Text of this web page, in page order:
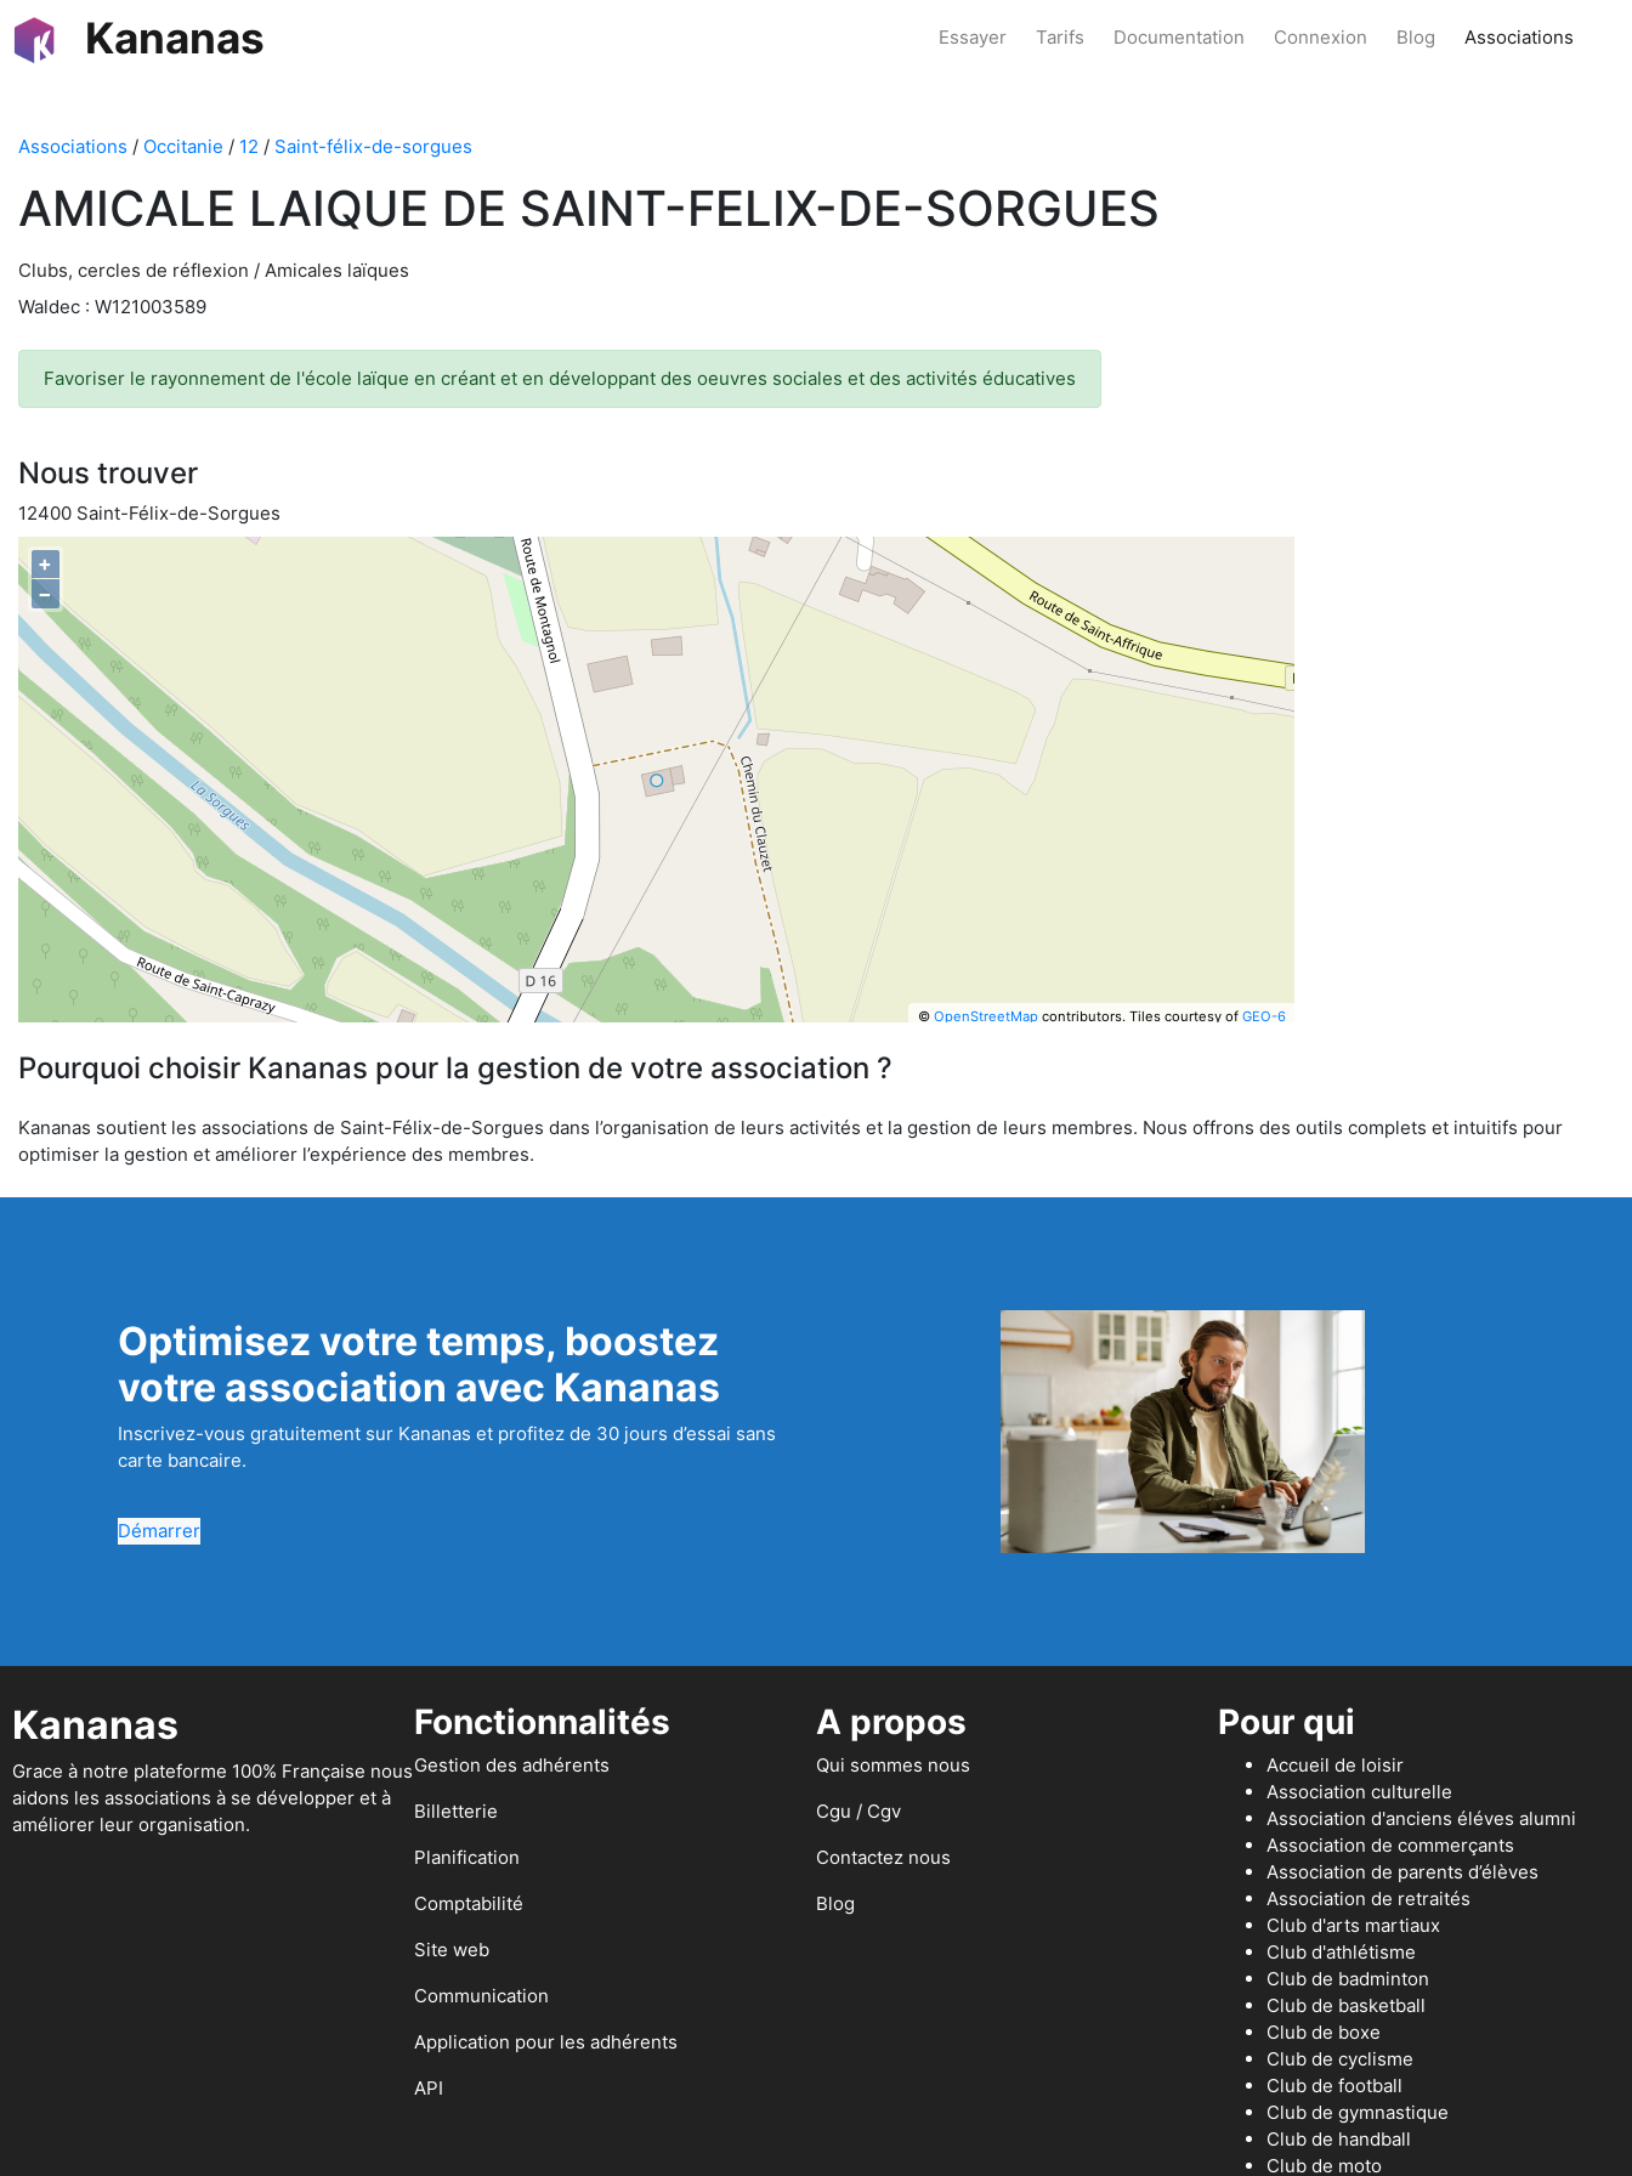
Kananas Essayer Tarifs Documentation Connexion Blog Associations
Associations / Occitanie / 12 / Saint-félix-de-sorgues
AMICALE LAIQUE DE SAINT-FELIX-DE-SORGUES
Clubs, cercles de réflexion / Amicales laïques
Waldec : W121003589
Favoriser le rayonnement de l'école laïque en créant et en développant des oeuvres sociales et des activités éducatives
Nous trouver
12400 Saint-Félix-de-Sorgues
+
−
© OpenStreetMapcontributors. Tiles courtesy of GEO-6
Pourquoi choisir Kananas pour la gestion de votre association ?
Kananas soutient les associations de Saint-Félix-de-Sorgues dans l’organisation de leurs activités et la gestion de leurs membres. Nous offrons des outils complets et intuitifs pour
optimiser la gestion et améliorer l’expérience des membres.
Optimisez votre temps, boostez
votre association avec Kananas
Inscrivez-vous gratuitement sur Kananas et profitez de 30 jours d’essai sans
carte bancaire.
Démarrer
Kananas
Grace à notre plateforme 100% Française nous
aidons les associations à se développer et à
améliorer leur organisation.
Fonctionnalités
Gestion des adhérents
Billetterie
Planification
Comptabilité
Site web
Communication
Application pour les adhérents
API
A propos
Qui sommes nous
Cgu / Cgv
Contactez nous
Blog
Pour qui
Accueil de loisir
Association culturelle
Association d'anciens éléves alumni
Association de commerçants
Association de parents d’élèves
Association de retraités
Club d'arts martiaux
Club d'athlétisme
Club de badminton
Club de basketball
Club de boxe
Club de cyclisme
Club de football
Club de gymnastique
Club de handball
Club de moto